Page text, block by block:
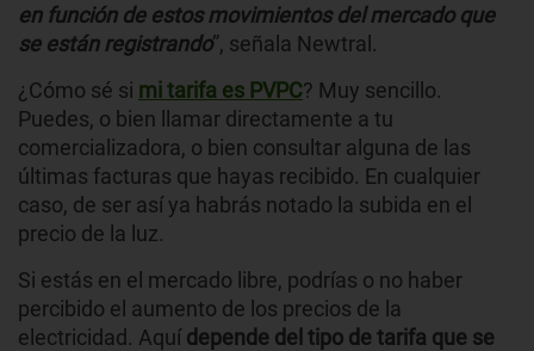
en función de estos movimientos del mercado que
se están registrando”, señala Newtral.
¿Cómo sé si mi tarifa es PVPC? Muy sencillo.
Puedes, o bien llamar directamente a tu
comercializadora, o bien consultar alguna de las
últimas facturas que hayas recibido. En cualquier
caso, de ser así ya habrás notado la subida en el
precio de la luz.
Si estás en el mercado libre, podrías o no haber
percibido el aumento de los precios de la
electricidad. Aquí depende del tipo de tarifa que se